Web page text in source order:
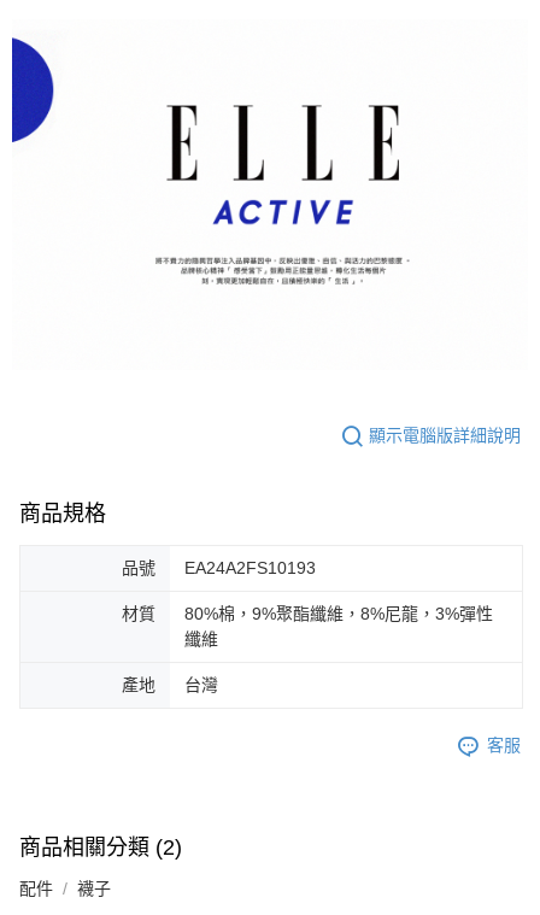
顯示電腦版詳細說明
商品規格
品號 EA24A2FS10193
材質
80%棉，9%聚酯纖維，8%尼龍，3%彈性
纖維
產地 台灣
客服
商品相關分類 (2)
配件 襪子